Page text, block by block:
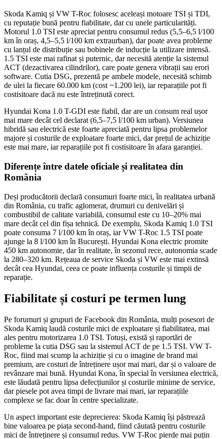
Skoda Kamiq și VW T-Roc folosesc aceleași motoare TSI și TDI,
cu reputație bună pentru fiabilitate, dar cu unele particularități.
Motorul 1.0 TSI este apreciat pentru consumul redus (5,5–6,5 l/100
km în oraș, 4,5–5,5 l/100 km extraurban), dar poate avea probleme
cu lanțul de distribuție sau bobinele de inducție la utilizare intensă.
1.5 TSI este mai rafinat și puternic, dar necesită atenție la sistemul
ACT (dezactivarea cilindrilor), care poate genera vibrații sau erori
software. Cutia DSG, prezentă pe ambele modele, necesită schimb
de ulei la fiecare 60.000 km (cost ~1.200 lei), iar reparațiile pot fi
costisitoare dacă nu este întreținută corect.
Hyundai Kona 1.0 T-GDI este fiabil, dar are un consum real ușor
mai mare decât cel declarat (6,5–7,5 l/100 km urban). Versiunea
hibridă sau electrică este foarte apreciată pentru lipsa problemelor
majore și costurile de exploatare foarte mici, dar prețul de achiziție
este mai mare, iar reparațiile pot fi costisitoare în afara garanției.
Diferențe între datele oficiale și realitatea din
România
Deși producătorii declară consumuri foarte mici, în realitatea urbană
din România, cu trafic aglomerat, drumuri cu denivelări și
combustibil de calitate variabilă, consumul este cu 10–20% mai
mare decât cel din fișa tehnică. De exemplu, Skoda Kamiq 1.0 TSI
poate consuma 7 l/100 km în oraș, iar VW T-Roc 1.5 TSI poate
ajunge la 8 l/100 km în București. Hyundai Kona electric promite
450 km autonomie, dar în realitate, în sezonul rece, autonomia scade
la 280–320 km. Rețeaua de service Skoda și VW este mai extinsă
decât cea Hyundai, ceea ce poate influența costurile și timpii de
reparație.
Fiabilitate și costuri pe termen lung
Pe forumuri și grupuri de Facebook din România, mulți posesori de
Skoda Kamiq laudă costurile mici de exploatare și fiabilitatea, mai
ales pentru motorizarea 1.0 TSI. Totuși, există și raportări de
probleme la cutia DSG sau la sistemul ACT de pe 1.5 TSI. VW T-
Roc, fiind mai scump la achiziție și cu o imagine de brand mai
premium, are costuri de întreținere ușor mai mari, dar și o valoare de
revânzare mai bună. Hyundai Kona, în special în versiunea electrică,
este lăudată pentru lipsa defecțiunilor și costurile minime de service,
dar piesele pot avea timpi de livrare mai mari, iar reparațiile
complexe se fac doar în centre specializate.
Un aspect important este deprecierea: Skoda Kamiq își păstrează
bine valoarea pe piața second-hand, fiind căutată pentru costurile
mici de întreținere și consumul redus. VW T-Roc pierde mai puțin